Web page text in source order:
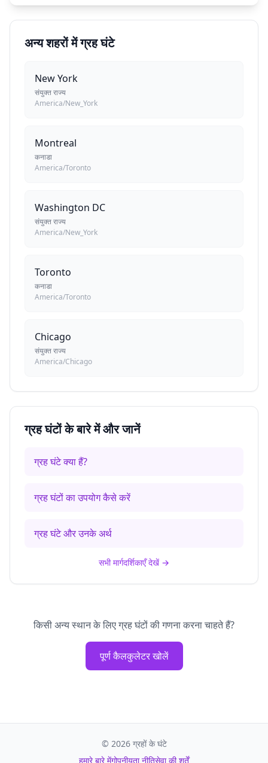
अन्य शहरों में ग्रह घंटे
New York
संयुक्त राज्य
America/New_York
Montreal
कनाडा
America/Toronto
Washington DC
संयुक्त राज्य
America/New_York
Toronto
कनाडा
America/Toronto
Chicago
संयुक्त राज्य
America/Chicago
ग्रह घंटों के बारे में और जानें
ग्रह घंटे क्या हैं?
ग्रह घंटों का उपयोग कैसे करें
ग्रह घंटे और उनके अर्थ
सभी मार्गदर्शिकाएँ देखें →
किसी अन्य स्थान के लिए ग्रह घंटों की गणना करना चाहते हैं?
पूर्ण कैलकुलेटर खोलें
© 2026 ग्रहों के घंटे
हमारे बारे मेंगोपनीयता नीतिसेवा की शर्तें